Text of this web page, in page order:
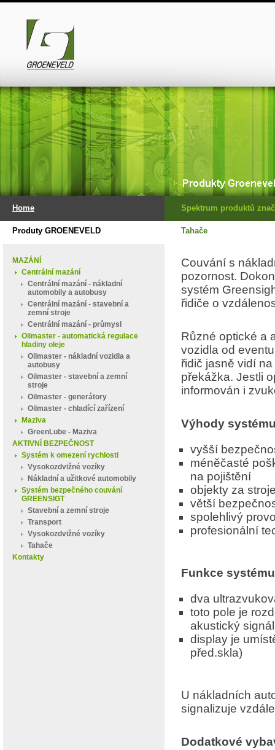
Home Spektrum produktů
Produty GROENEVELD Tahače
MAZÁNÍ
Centrální mazání
Centrální mazání - nákladní
automobily a autobusy
Centrální mazání - stavební a
zemní stroje
Centrální mazání - průmysl
Oilmaster - automatická regulace
hladiny oleje
Oilmaster - nákladní vozidla a
autobusy
Oilmaster - stavební a zemní
stroje
Oilmaster - generátory
Oilmaster - chladící zařízení
Maziva
GreenLube - Maziva
AKTIVNÍ BEZPEČNOST
Systém k omezení rychlosti
Vysokozdvižné vozíky
Nákladní a užitkové automobily
Systém bezpečného couvání
GREENSIGT
Stavební a zemní stroje
Transport
Vysokozdvižné vozíky
Tahače
Kontakty
Couvání s
pozornost.
systém
řidiče o
Různé optické a
vozidla od
řidič jasně vidí
překážka. Jestli
informován i
Výhody
vyšší
méněčasté
na pojištění
objekty za
větší
spolehlivý
profesionální
Funkce
dva
toto pole je
akustický signál
display je
před.skla)
U nákladních
signalizuje
Dodatkové